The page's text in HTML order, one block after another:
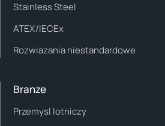
Stainless Steel
ATEX/IECEx
Rozwiazania niestandardowe
Branze
Przemysl lotniczy